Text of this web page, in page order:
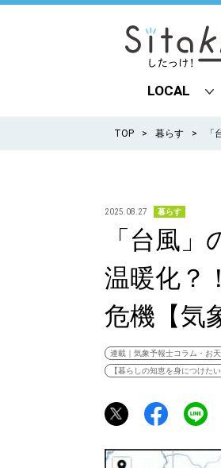
LOCAL
all
道北
道南
道東
道央
TOP 暮らす
2025.08.27 暮らす
「台風
温暖化？
危機【気
連載｜気象予報士コラム・お
【暮らしの知恵を身につけたい